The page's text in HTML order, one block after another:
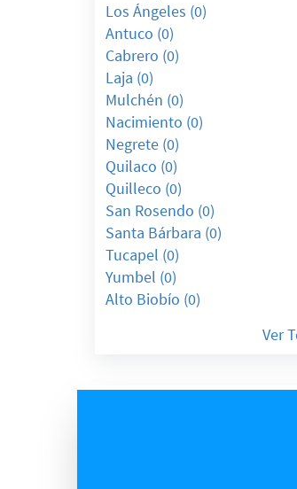
Los Ángeles (0)
Antuco (0)
Cabrero (0)
Laja (0)
Mulchén (0)
Nacimiento (0)
Negrete (0)
Quilaco (0)
Quilleco (0)
San Rosendo (0)
Santa Bárbara (0)
Tucapel (0)
Yumbel (0)
Alto Biobío (0)
Ver